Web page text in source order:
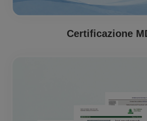
Certificazione